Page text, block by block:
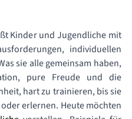
Kinder und Jugendliche mit
individuellen
sie alle gemeinsam haben,
pure Freude und die
hart zu trainieren, bis sie
erlernen. Heute möchten